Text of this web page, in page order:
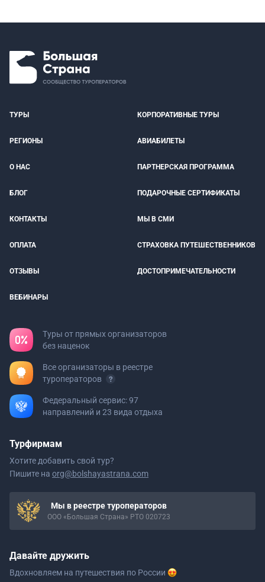
ТУРЫ КОРПОРАТИВНЫЕ ТУРЫ
РЕГИОНЫ АВИАБИЛЕТЫ
О НАС ПАРТНЕРСКАЯ ПРОГРАММА
БЛОГ ПОДАРОЧНЫЕ СЕРТИФИКАТЫ
КОНТАКТЫ МЫ В СМИ
ОПЛАТА СТРАХОВКА ПУТЕШЕСТВЕННИКОВ
ОТЗЫВЫ ДОСТОПРИМЕЧАТЕЛЬНОСТИ
ВЕБИНАРЫ
Туры от прямых организаторов
без наценок
Все организаторы в реестре
туроператоров
Федеральный сервис: 97
направлений и 23 вида отдыха
Турфирмам
Хотите добавить свой тур?
Пишите на org@bolshayastrana.com
Мы в реестре туроператоров
ООО «Большая Страна» РТО 020723
Давайте дружить
Вдохновляем на путешествия по России